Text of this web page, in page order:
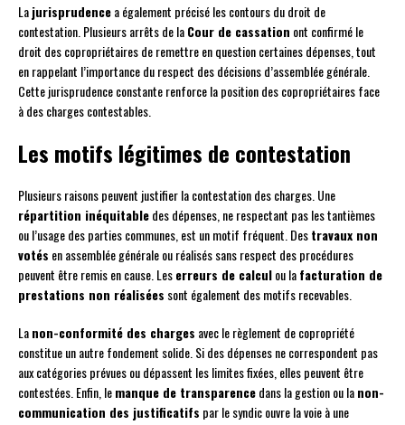
Lajurisprudencea également précisé les contours du droit de
contestation. Plusieurs arrêts de laCour de cassation ont confirmé le
droit des copropriétaires de remettre en question certaines dépenses, tout
en rappelant l’importance du respect des décisions d’assemblée générale.
Cette jurisprudence constante renforce la position des copropriétaires face
à des charges contestables.
Les motifs légitimes de contestation
Plusieurs raisons peuvent justifier la contestation des charges. Une
répartition inéquitabledes dépenses, ne respectant pas les tantièmes
ou l’usage des parties communes, est un motif fréquent. Destravaux non
votés en assemblée générale ou réalisés sans respect des procédures
peuvent être remis en cause. Leserreurs de calculou lafacturation de
prestations non réalisées sont également des motifs recevables.
Lanon-conformité des charges avec le règlement de copropriété
constitue un autre fondement solide. Si des dépenses ne correspondent pas
aux catégories prévues ou dépassent les limites fixées, elles peuvent être
contestées. Enfin, lemanque de transparencedans la gestion ou lanon-
communication des justificatifs par le syndic ouvre la voie à une